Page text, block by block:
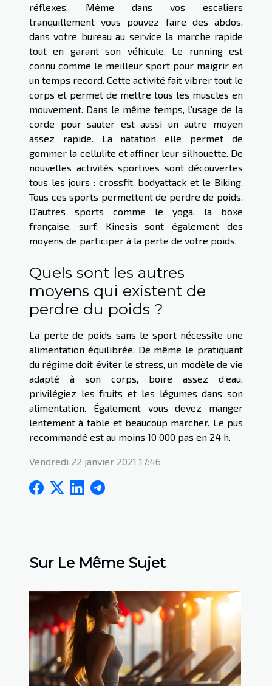
réflexes. Même dans vos escaliers
tranquillement vous pouvez faire des abdos,
dans votre bureau au service la marche rapide
tout en garant son véhicule. Le running est
connu comme le meilleur sport pour maigrir en
un temps record. Cette activité fait vibrer tout le
corps et permet de mettre tous les muscles en
mouvement. Dans le même temps, l’usage de la
corde pour sauter est aussi un autre moyen
assez rapide. La natation elle permet de
gommer la cellulite et affiner leur silhouette. De
nouvelles activités sportives sont découvertes
tous les jours : crossfit, bodyattack et le Biking.
Tous ces sports permettent de perdre de poids.
D’autres sports comme le yoga, la boxe
française, surf, Kinesis sont également des
moyens de participer à la perte de votre poids.
Quels sont les autres
moyens qui existent de
perdre du poids ?
La perte de poids sans le sport nécessite une
alimentation équilibrée. De même le pratiquant
du régime doit éviter le stress, un modèle de vie
adapté à son corps, boire assez d’eau,
privilégiez les fruits et les légumes dans son
alimentation. Également vous devez manger
lentement à table et beaucoup marcher. Le pus
recommandé est au moins 10 000 pas en 24 h.
Vendredi 22 janvier 2021 17:46
Sur Le Même Sujet